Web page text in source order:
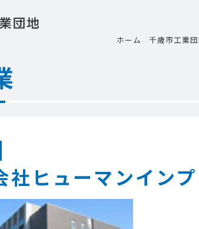
ホーム 千歳市工業
社ヒューマンイン